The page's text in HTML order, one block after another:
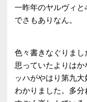
一昨年のヤルヴィ
でさもありなん。
色々書きなぐりま
思っていたよりは
ッハがやはり第九大
わかりました。多分